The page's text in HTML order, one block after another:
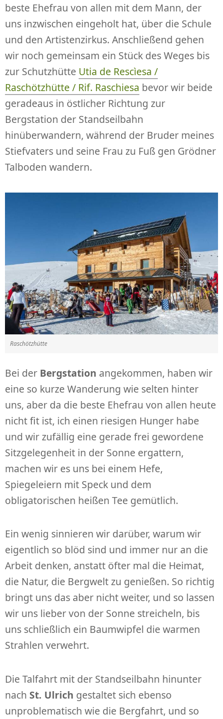
beste Ehefrau von allen mit dem Mann, der
uns inzwischen eingeholt hat, über die Schule
und den Artistenzirkus. Anschließend gehen
wir noch gemeinsam ein Stück des Weges bis
zur Schutzhütte Utia de Rescìesa /
Raschötzhütte / Rif. Raschiesa bevor wir beide
geradeaus in östlicher Richtung zur
Bergstation der Standseilbahn
hinüberwandern, während der Bruder meines
Stiefvaters und seine Frau zu Fuß gen Grödner
Talboden wandern.
Raschötzhütte
Bei der Bergstation angekommen, haben wir
eine so kurze Wanderung wie selten hinter
uns, aber da die beste Ehefrau von allen heute
nicht fit ist, ich einen riesigen Hunger habe
und wir zufällig eine gerade frei gewordene
Sitzgelegenheit in der Sonne ergattern,
machen wir es uns bei einem Hefe,
Spiegeleiern mit Speck und dem
obligatorischen heißen Tee gemütlich.
Ein wenig sinnieren wir darüber, warum wir
eigentlich so blöd sind und immer nur an die
Arbeit denken, anstatt öfter mal die Heimat,
die Natur, die Bergwelt zu genießen. So richtig
bringt uns das aber nicht weiter, und so lassen
wir uns lieber von der Sonne streicheln, bis
uns schließlich ein Baumwipfel die warmen
Strahlen verwehrt.
Die Talfahrt mit der Standseilbahn hinunter
nach St. Ulrich gestaltet sich ebenso
unproblematisch wie die Bergfahrt, und so